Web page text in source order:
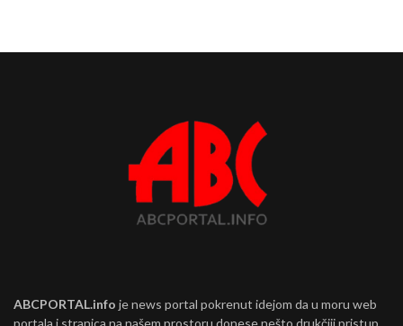
ABCPORTAL.info je news portal pokrenut idejom da u moru web